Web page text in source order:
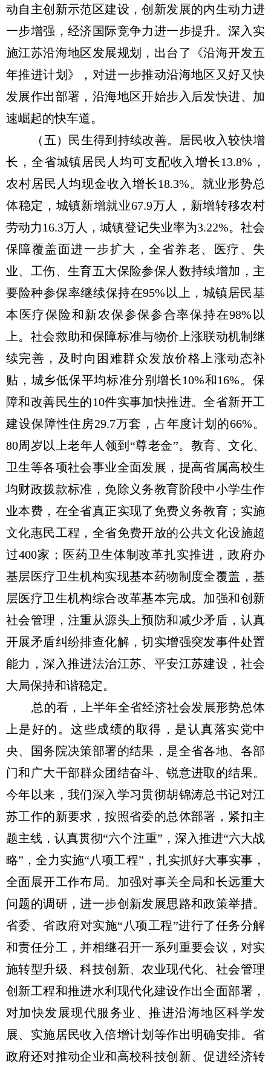
动自主创新示范区建设，创新发展的内生动力进
一步增强，经济国际竞争力进一步提升。深入实
施江苏沿海地区发展规划，出台了《沿海开发五
年推进计划》，对进一步推动沿海地区又好又快
发展作出部署，沿海地区开始步入后发快进、加
速崛起的快车道。
（五）民生得到持续改善。居民收入较快增
长，全省城镇居民人均可支配收入增长13.8%，
农村居民人均现金收入增长18.3%。就业形势总
体稳定，城镇新增就业67.9万人，新增转移农村
劳动力16.3万人，城镇登记失业率为3.22%。社会
保障覆盖面进一步扩大，全省养老、医疗、失
业、工伤、生育五大保险参保人数持续增加，主
要险种参保率继续保持在95%以上，城镇居民基
本医疗保险和新农保参保参合率保持在98%以
上。社会救助和保障标准与物价上涨联动机制继
续完善，及时向困难群众发放价格上涨动态补
贴，城乡低保平均标准分别增长10%和16%。保
障和改善民生的10件实事加快推进。全省新开工
建设保障性住房29.7万套，占年度计划的66%。
80周岁以上老年人领到“尊老金”。教育、文化、
卫生等各项社会事业全面发展，提高省属高校生
均财政拨款标准，免除义务教育阶段中小学生作
业本费，在全省真正实现了免费义务教育；实施
文化惠民工程，全省免费开放的公共文化设施超
过400家；医药卫生体制改革扎实推进，政府办
基层医疗卫生机构实现基本药物制度全覆盖，基
层医疗卫生机构综合改革基本完成。加强和创新
社会管理，注重从源头上预防和减少矛盾，认真
开展矛盾纠纷排查化解，切实增强突发事件处置
能力，深入推进法治江苏、平安江苏建设，社会
大局保持和谐稳定。
总的看，上半年全省经济社会发展形势总体
上是好的。这些成绩的取得，是认真落实党中
央、国务院决策部署的结果，是全省各地、各部
门和广大干部群众团结奋斗、锐意进取的结果。
今年以来，我们深入学习贯彻胡锦涛总书记对江
苏工作的新要求，按照省委的总体部署，紧扣主
题主线，认真贯彻“六个注重”，深入推进“六大战
略”，全力实施“八项工程”，扎实抓好大事实事，
全面展开工作布局。加强对事关全局和长远重大
问题的调研，进一步创新发展思路和政策举措。
省委、省政府对实施“八项工程”进行了任务分解
和责任分工，并相继召开一系列重要会议，对实
施转型升级、科技创新、农业现代化、社会管理
创新工程和推进水利现代化建设作出全面部署，
对加快发展现代服务业、推进沿海地区科学发
展、实施居民收入倍增计划等作出明确安排。省
政府还对推动企业和高校科技创新、促进经济转